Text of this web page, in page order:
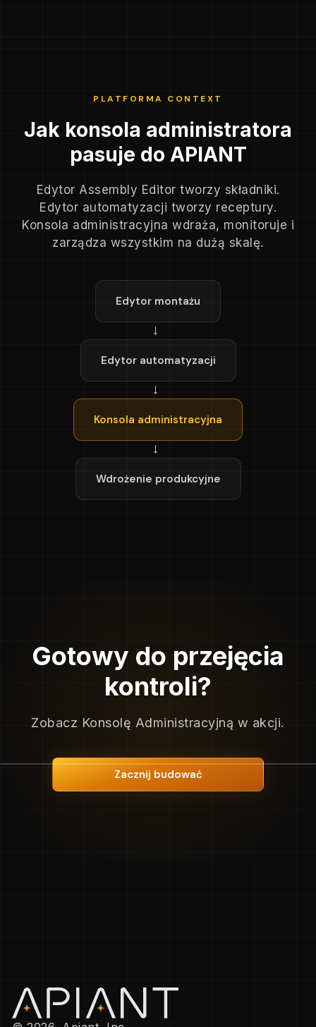
PLATFORMA CONTEXT
Jak konsola administratora
pasuje do APIANT
Edytor Assembly Editor tworzy składniki.
Edytor automatyzacji tworzy receptury.
Konsola administracyjna wdraża, monitoruje i
zarządza wszystkim na dużą skalę.
Edytor montażu
→
Edytor automatyzacji
→
Konsola administracyjna
→
Wdrożenie produkcyjne
Gotowy do przejęcia
kontroli?
Zobacz Konsolę Administracyjną w akcji.
Zacznij budować